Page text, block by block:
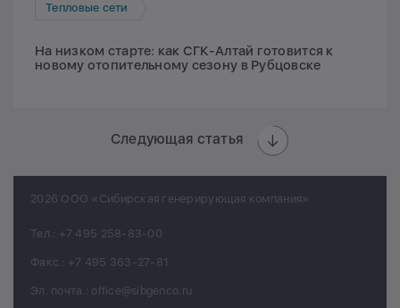
Тепловые сети
На низком старте: как СГК-Алтай готовится к
новому отопительному сезону в Рубцовске
Следующая статья
2026 ООО «Сибирская генерирующая компания»
Тел.: +7 495 258-83-00
Факс.: +7 495 363-27-81
Эл. почта.: office@sibgenco.ru